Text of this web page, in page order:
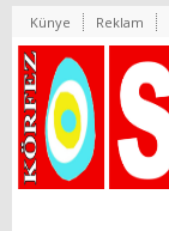
Künye Reklam